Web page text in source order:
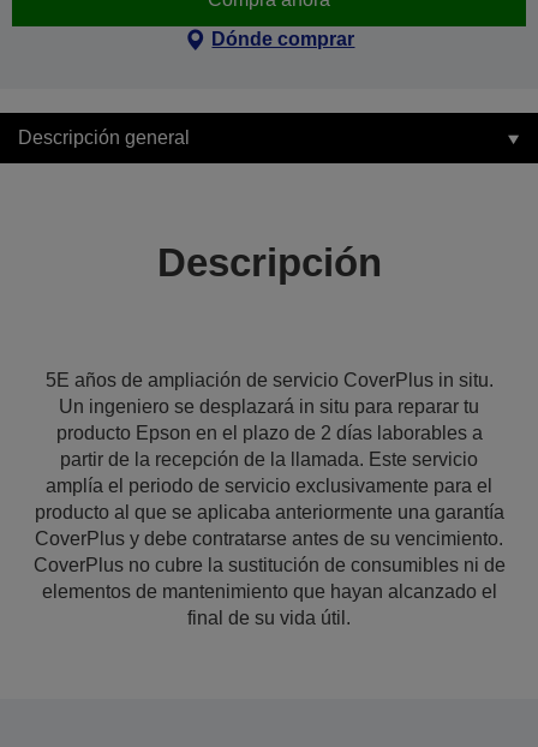
Dónde comprar
Descripción general
Descripción
5E años de ampliación de servicio CoverPlus in situ.
Un ingeniero se desplazará in situ para reparar tu
producto Epson en el plazo de 2 días laborables a
partir de la recepción de la llamada. Este servicio
amplía el periodo de servicio exclusivamente para el
producto al que se aplicaba anteriormente una garantía
CoverPlus y debe contratarse antes de su vencimiento.
CoverPlus no cubre la sustitución de consumibles ni de
elementos de mantenimiento que hayan alcanzado el
final de su vida útil.